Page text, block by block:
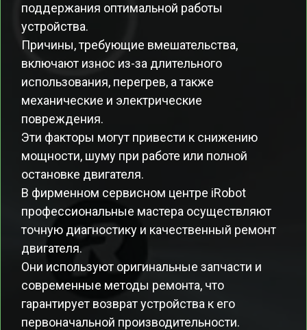
поддержания оптимальной работы
устройства.
Причины, требующие вмешательства,
включают износ из-за длительного
использования, перегрев, а также
механические и электрические
повреждения.
Эти факторы могут привести к снижению
мощности, шуму при работе или полной
остановке двигателя.
В фирменном сервисном центре iRobot
профессиональные мастера осуществляют
точную диагностику и качественный ремонт
двигателя.
Они используют оригинальные запчасти и
современные методы ремонта, что
гарантирует возврат устройства к его
первоначальной производительности.